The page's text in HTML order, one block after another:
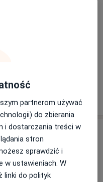
wizyta)
partnerom używać
do zbierania
i dostarczania treści w
stron
sprawdzić i
w ustawieniach. W
linki do polityk